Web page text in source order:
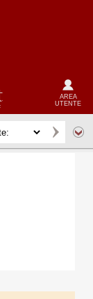
AREA
UTENTE